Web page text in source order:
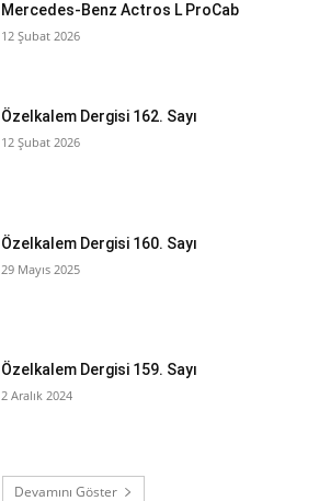
Mercedes-Benz Actros L ProCab
12 Şubat 2026
Özelkalem Dergisi 162. Sayı
12 Şubat 2026
Özelkalem Dergisi 160. Sayı
29 Mayıs 2025
Özelkalem Dergisi 159. Sayı
2 Aralık 2024
Devamını Göster